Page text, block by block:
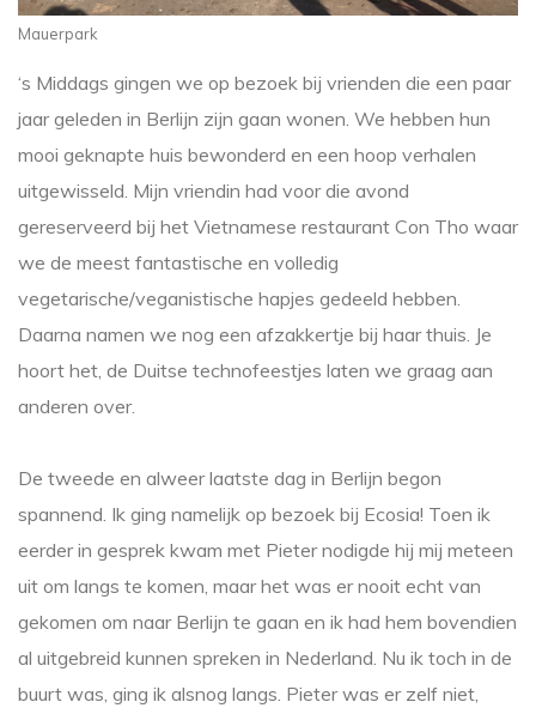
Mauerpark
‘s Middags gingen we op bezoek bij vrienden die een paar
jaar geleden in Berlijn zijn gaan wonen. We hebben hun
mooi geknapte huis bewonderd en een hoop verhalen
uitgewisseld. Mijn vriendin had voor die avond
gereserveerd bij het Vietnamese restaurant Con Tho waar
we de meest fantastische en volledig
vegetarische/veganistische hapjes gedeeld hebben.
Daarna namen we nog een afzakkertje bij haar thuis. Je
hoort het, de Duitse technofeestjes laten we graag aan
anderen over.
De tweede en alweer laatste dag in Berlijn begon
spannend. Ik ging namelijk op bezoek bij Ecosia! Toen ik
eerder in gesprek kwam met Pieter nodigde hij mij meteen
uit om langs te komen, maar het was er nooit echt van
gekomen om naar Berlijn te gaan en ik had hem bovendien
al uitgebreid kunnen spreken in Nederland. Nu ik toch in de
buurt was, ging ik alsnog langs. Pieter was er zelf niet,